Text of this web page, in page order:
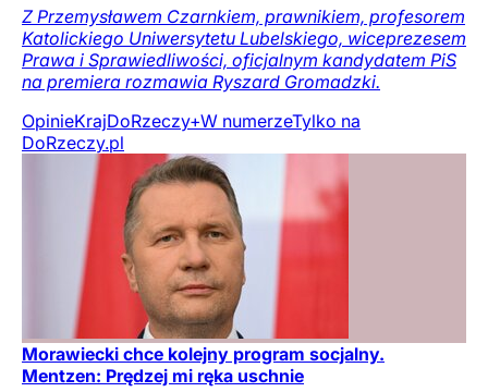
Z Przemysławem Czarnkiem, prawnikiem, profesorem
Katolickiego Uniwersytetu Lubelskiego, wiceprezesem
Prawa i Sprawiedliwości, oficjalnym kandydatem PiS
na premiera rozmawia Ryszard Gromadzki.
OpinieKrajDoRzeczy+W numerzeTylko na
DoRzeczy.pl
Morawiecki chce kolejny program socjalny.
Mentzen: Prędzej mi ręka uschnie